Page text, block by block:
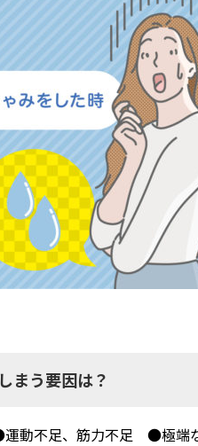
まう要因は？
足、筋力不足 ●極端